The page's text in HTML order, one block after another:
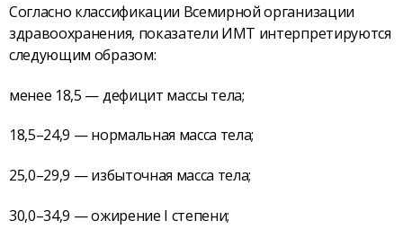
Согласно классификации Всемирной организации
здравоохранения, показатели ИМТ интерпретируются
следующим образом:
менее 18,5 — дефицит массы тела;
18,5–24,9 — нормальная масса тела;
25,0–29,9 — избыточная масса тела;
30,0–34,9 — ожирение I степени;